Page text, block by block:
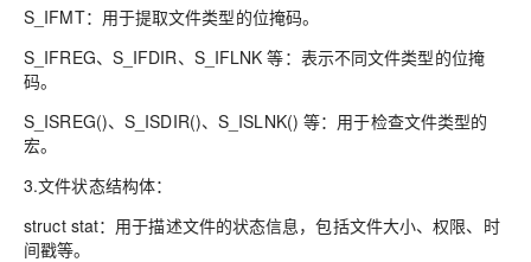
S_IFMT：用于提取文件类型的位掩码。
S_IFREG、S_IFDIR、S_IFLNK 等：表示不同文件类型的位掩
码。
S_ISREG()、S_ISDIR()、S_ISLNK() 等：用于检查文件类型的
宏。
3.文件状态结构体：
struct stat：用于描述文件的状态信息，包括文件大小、权限、时
间戳等。